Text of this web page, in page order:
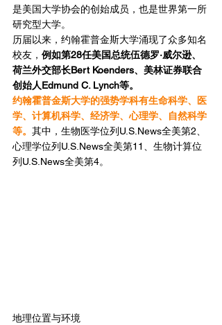
是美国大学协会的创始成员，也是世界第一所
研究型大学。
历届以来，约翰霍普金斯大学涌现了众多知名
校友， 例如第28任美国总统伍德罗·威尔逊、
荷兰外交部长Bert Koenders、美林证券联合
创始人Edmund C. Lynch等。
约翰霍普金斯大学的强势学科有生命科学、医
学、计算机科学、经济学、心理学、自然科学
等。 其中，生物医学位列U.S.News全美第2、
心理学位列U.S.News全美第11、生物计算位
列U.S.News全美第4。
地理位置与环境